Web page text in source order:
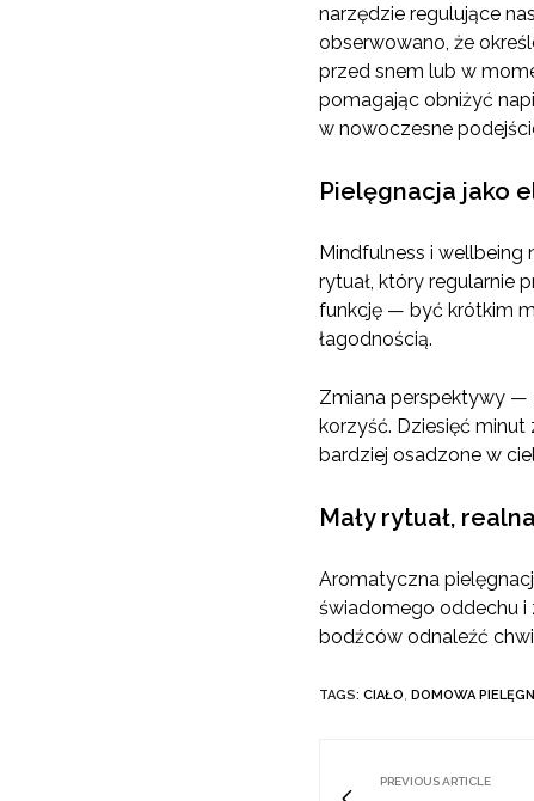
narzędzie regulujące
obserwowano, że
przed snem lub w
pomagając obniżyć
w nowoczesne
Pielęgnacja jako
Mindfulness i
rytuał, który regularnie
funkcję — być krótkim
łagodnością.
Zmiana perspektywy —
korzyść. Dziesięć minut
bardziej osadzone w
Mały rytuał,
Aromatyczna
świadomego oddechu i
bodźców odnaleźć
TAGS: CIAŁO, DOMOWA
PREVIOUS ARTICLE